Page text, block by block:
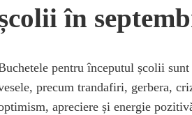
în
pentru începutul școlii
precum trandafiri, gerbera,
apreciere și energie